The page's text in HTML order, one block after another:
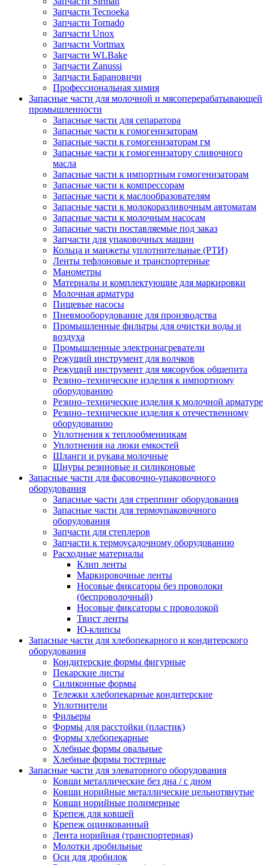
Запчасти Tecnoeka
Запчасти Tornado
Запчасти Unox
Запчасти Vortmax
Запчасти WLBake
Запчасти Zanussi
Запчасти Барановичи
Профессиональная химия
Запасные части для молочной и мясоперерабатывающей
промышленности
Запасные части для сепаратора
Запасные части к гомогенизаторам
Запасные части к гомогенизаторам гм
Запасные части к гомогенизатору сливочного
масла
Запасные части к импортным гомогенизаторам
Запасные части к компрессорам
Запасные части к маслообразователям
Запасные части к молокоразливочным автоматам
Запасные части к молочным насосам
Запасные части поставляемые под заказ
Запчасти для упаковочных машин
Кольца и манжеты уплотнительные (РТИ)
Ленты тефлоновые и транспортерные
Манометры
Материалы и комплектующие для маркировки
Молочная арматура
Пищевые насосы
Пневмооборудование для производства
Промышленные фильтры для очистки воды и
воздуха
Промышленные электронагреватели
Режущий инструмент для волчков
Режущий инструмент для мясорубок общепита
Резино–технические изделия к импортному
оборудованию
Резино–технические изделия к молочной арматуре
Резино–технические изделия к отечественному
оборудованию
Уплотнения к теплообменникам
Уплотнения на люки емкостей
Шланги и рукава молочные
Шнуры резиновые и силиконовые
Запасные части для фасовочно-упаковочного
оборудования
Запасные части для стреппинг оборудования
Запасные части для термоупаковочного
оборудования
Запчасти для степлеров
Запчасти к термоусадочному оборудованию
Расходные материалы
Клип ленты
Маркировочные ленты
Носовые фиксаторы без проволоки
(беспроволочный)
Носовые фиксаторы с проволокой
Твист ленты
Ю-клипсы
Запасные части для хлебопекарного и кондитерского
оборудования
Кондитерские формы фигурные
Пекарские листы
Силиконные формы
Тележки хлебопекарные кондитерские
Уплотнители
Фильеры
Формы для расстойки (пластик)
Формы хлебопекарные
Хлебные формы овальные
Хлебные формы тостерные
Запасные части для элеваторного оборудования
Ковши металлические без дна / с дном
Ковши норийные металлические цельнотянутые
Ковши норийные полимерные
Крепеж для ковшей
Крепеж оцинкованный
Лента норийная (транспортерная)
Молотки дробильные
Оси для дробилок